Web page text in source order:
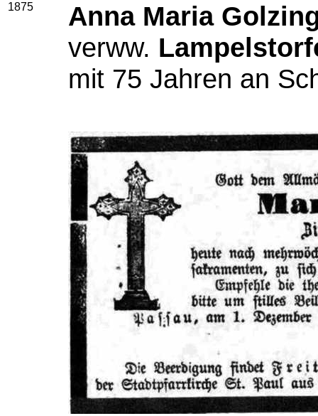
1875
Anna Maria
verww.
mit 75 Jahren an